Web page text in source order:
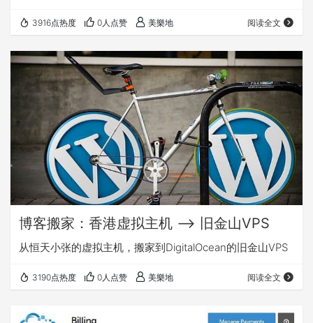
3916点热度 0人点赞 美樂地 阅读全文
博客搬家：香港虚拟主机 ——> 旧金山VPS
从恒天小张的虚拟主机，搬家到DigitalOcean的旧金山VPS
3190点热度 0人点赞 美樂地 阅读全文